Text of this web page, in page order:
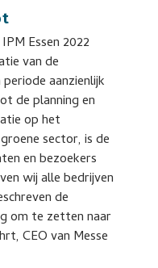
Essen 2022
van de
aanzienlijk
de planning en
op het
sector, is de
en bezoekers
wij alle bedrijven
de
om te zetten naar
CEO van Messe